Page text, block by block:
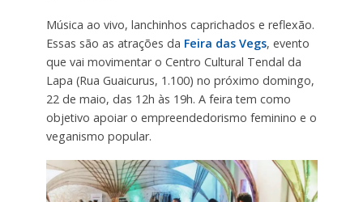
Música ao vivo, lanchinhos caprichados e reflexão.
Essas são as atrações da Feira das Vegs, evento
que vai movimentar o Centro Cultural Tendal da
Lapa (Rua Guaicurus, 1.100) no próximo domingo,
22 de maio, das 12h às 19h. A feira tem como
objetivo apoiar o empreendedorismo feminino e o
veganismo popular.